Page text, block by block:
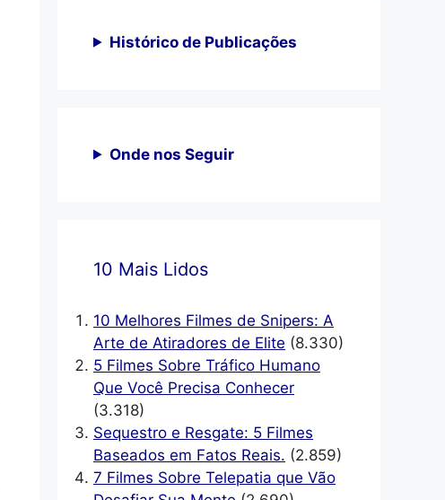
Histórico de Publicações
Onde nos Seguir
10 Mais Lidos
10 Melhores Filmes de Snipers: A
Arte de Atiradores de Elite (8.330)
5 Filmes Sobre Tráfico Humano
Que Você Precisa Conhecer
(3.318)
Sequestro e Resgate: 5 Filmes
Baseados em Fatos Reais. (2.859)
7 Filmes Sobre Telepatia que Vão